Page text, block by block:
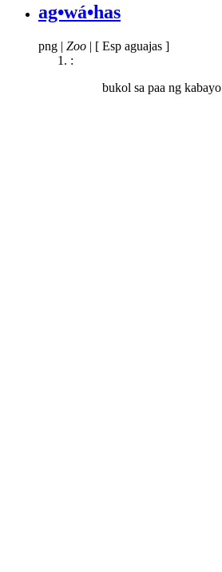
ag•wá•has
png | Zoo | [ Esp aguajas ]
:
bukol sa paa ng kabayo